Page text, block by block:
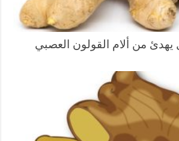
من ألام القولون العصبي